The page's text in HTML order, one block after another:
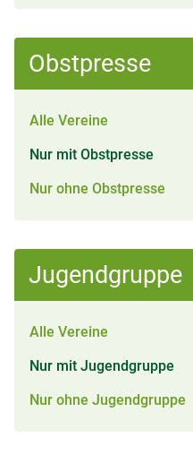
Obstpresse
Alle Vereine
Nur mit Obstpresse
Nur ohne Obstpresse
Jugendgruppe
Alle Vereine
Nur mit Jugendgruppe
Nur ohne Jugendgruppe